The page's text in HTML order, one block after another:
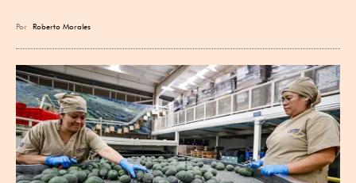
Por Roberto Morales